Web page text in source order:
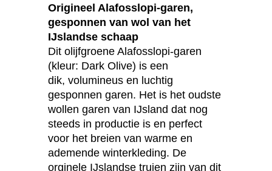
Origineel Alafosslopi-garen,
gesponnen van wol van het
IJslandse schaap
Dit olijfgroene Alafosslopi-garen
(kleur: Dark Olive) is een
dik, volumineus en luchtig
gesponnen garen. Het is het oudste
wollen garen van IJsland dat nog
steeds in productie is en perfect
voor het breien van warme en
ademende winterkleding. De
orginele IJslandse truien zijn van dit